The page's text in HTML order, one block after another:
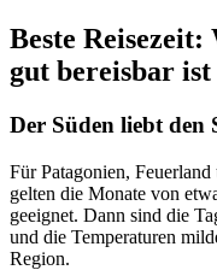
Beste Reisezeit:
gut bereisbar ist
Der Süden liebt den
Für Patagonien,
gelten die Monate von
geeignet. Dann sind die
und die Temperaturen
Region.